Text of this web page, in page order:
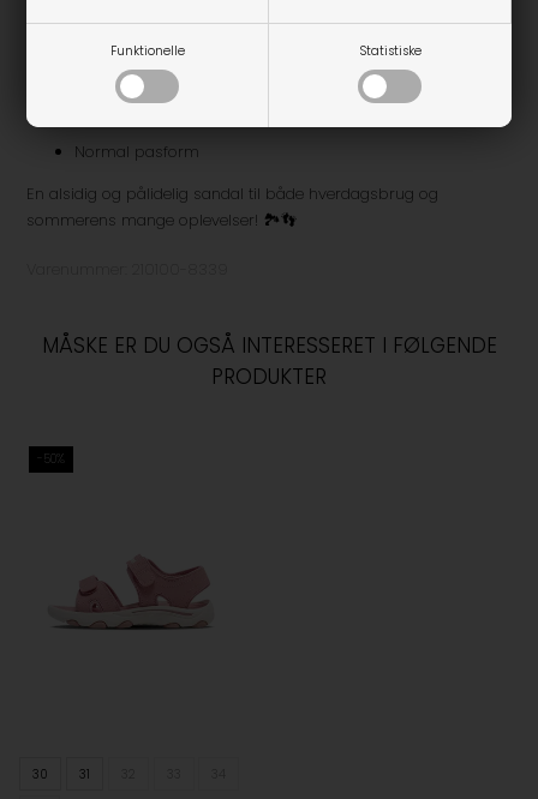
Funktionelle Statistiske
Justerbare velcrolukninger ved vrist og ankel
Åndbart og let design
Neutral sandfarve – unisex
Normal pasform
En alsidig og pålidelig sandal til både hverdagsbrug og
sommerens mange oplevelser! 🏞️👣
MÅSKE ER DU OGSÅ INTERESSERET I FØLGENDE
PRODUKTER
-50%
30 31